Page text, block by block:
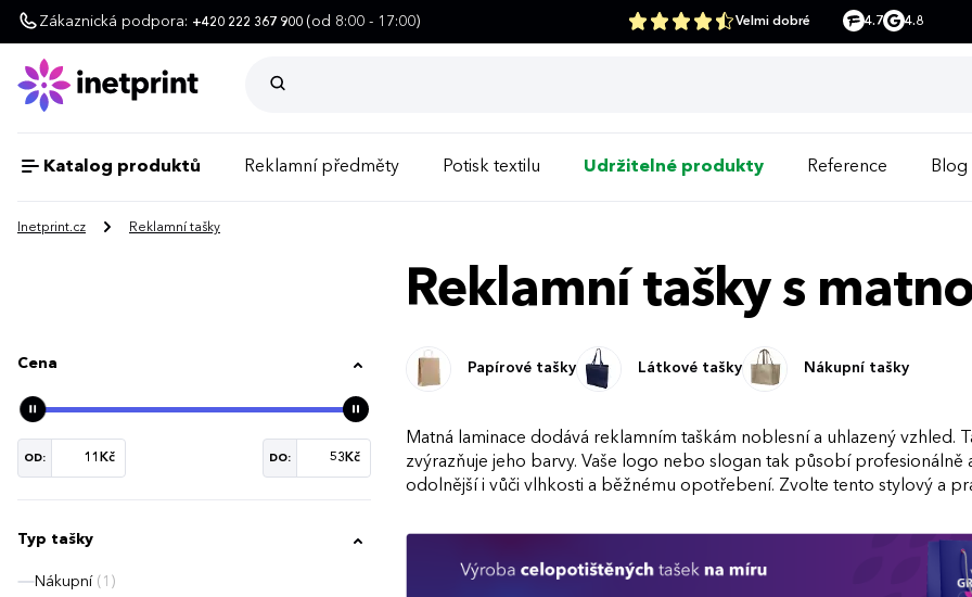
Zákaznická podpora: +420 222 367 900 (od 8:00 - 17:00) Velmi dobré 4.7 4.8
Katalog produktů Reklamní předměty Potisk textilu Udržitelné produkty Reference Blog
Inetprint.cz Reklamní tašky
Cena
OD: DO:
Typ tašky
Nákupní(1)
Reklamní tašky s
Papírové tašky Látkové tašky Nákupní tašky
Matná laminace dodává reklamním taškám noblesní a uhlazený
zvýrazňuje jeho barvy. Vaše logo nebo slogan tak působí profesionálně
odolnější i vůči vlhkosti a běžnému opotřebení. Zvolte tento stylový a